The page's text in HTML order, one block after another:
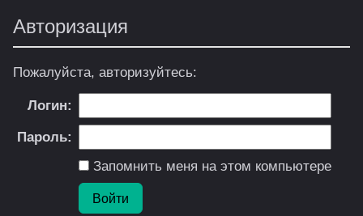
Авторизация
Пожалуйста, авторизуйтесь:
Логин:
Пароль:
Запомнить меня на этом компьютере